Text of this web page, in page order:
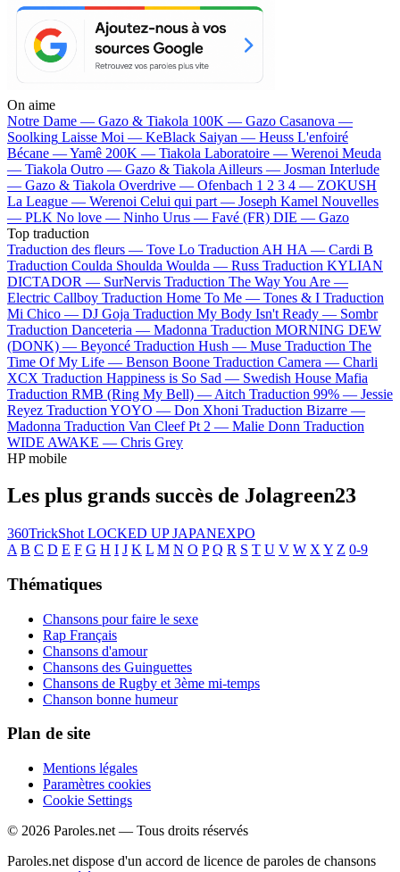
On aime
Notre Dame — Gazo & Tiakola 100K — Gazo Casanova —
Soolking Laisse Moi — KeBlack Saiyan — Heuss L'enfoiré
Bécane —Yamê 200K — Tiakola Laboratoire — Werenoi Meuda
— Tiakola Outro — Gazo & Tiakola Ailleurs — Josman Interlude
— Gazo & Tiakola Overdrive — Ofenbach 1 2 3 4 — ZOKUSH
La League — Werenoi Celui qui part — Joseph Kamel Nouvelles
— PLK No love — Ninho Urus — Favé (FR) DIE — Gazo
Top traduction
Traduction des fleurs — Tove Lo Traduction AH HA — Cardi B
Traduction Coulda Shoulda Woulda — Russ Traduction KYLIAN
DICTADOR — SurNervis Traduction The Way You Are —
Electric Callboy Traduction Home To Me — Tones & I Traduction
Mi Chico — DJ Goja Traduction My Body Isn't Ready — Sombr
Traduction Danceteria — Madonna Traduction MORNING DEW
(DONK) — Beyoncé Traduction Hush — Muse Traduction The
Time Of My Life — Benson Boone Traduction Camera — Charli
XCX Traduction Happiness is So Sad — Swedish House Mafia
Traduction RMB (Ring My Bell) — Aitch Traduction 99% — Jessie
Reyez Traduction YOYO — Don Xhoni Traduction Bizarre —
Madonna Traduction Van Cleef Pt 2 — Malie Donn Traduction
WIDE AWAKE — Chris Grey
HP mobile
Les plus grands succès de Jolagreen23
360TrickShot LOCKED UPJAPANEXPO
A B C D E F G H I J K L M N O P Q R S T U V W X Y Z 0-9
Thématiques
Chansons pour faire le sexe
Rap Français
Chansons d'amour
Chansons des Guinguettes
Chansons de Rugby et 3ème mi-temps
Chanson bonne humeur
Plan de site
Mentions légales
Paramètres cookies
Cookie Settings
© 2026 Paroles.net — Tous droits réservés
Paroles.net dispose d'un accord de licence de paroles de chansons